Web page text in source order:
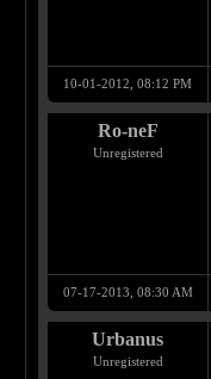
10-01-2012, 08:12 PM
Ro-neF
Unregistered
07-17-2013, 08:30 AM
Urbanus
Unregistered